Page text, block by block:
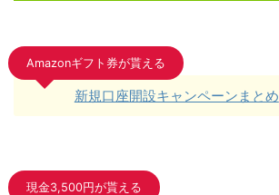
Amazonギフト券が貰える
新規口座開設キャンペーンまとめ
現金3,500円が貰える